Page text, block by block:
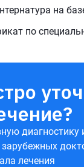
на
по
диагностику
лечения